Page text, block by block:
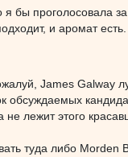
бы проголосовала
и аромат
James Galway
обсуждаемых
лежит этого
туда либо